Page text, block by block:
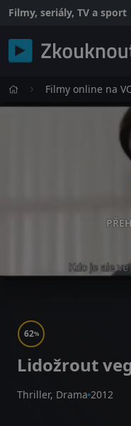
Filmy, seriály, TV a
Filmy online na
62%
Lidožrout
Thriller, Drama 2012